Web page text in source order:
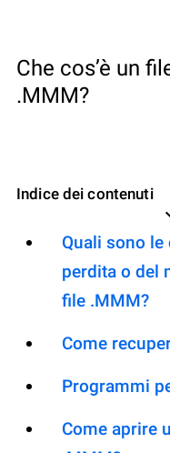
Che cos’è un
.MMM?
Indice dei contenuti
Quali sono
perdita o del
file .MMM?
Come
Programmi
Come aprire